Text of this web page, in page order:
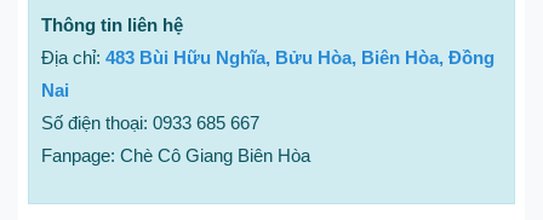
Thông tin liên hệ
Địa chỉ: 483 Bùi Hữu Nghĩa, Bửu Hòa, Biên Hòa, Đồng
Nai
Số điện thoại: 0933 685 667
Fanpage: Chè Cô Giang Biên Hòa